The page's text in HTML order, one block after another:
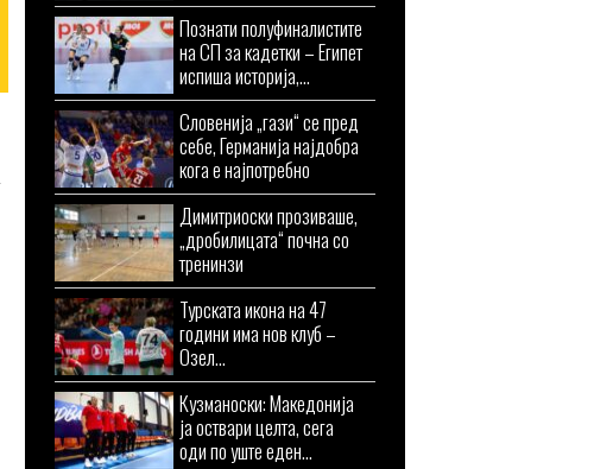
Познати полуфиналистите
на СП за кадетки – Египет
испиша историја,...
Словенија „гази“ се пред
себе, Германија најдобра
кога е најпотребно
Димитриоски прозиваше,
„дробилицата“ почна со
тренинзи
Турската икона на 47
години има нов клуб –
Озел...
Кузманоски: Македонија
ја оствари целта, сега
оди по уште еден...